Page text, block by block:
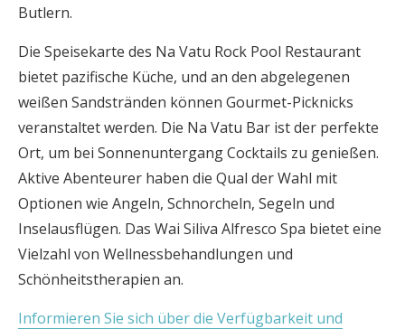
Butlern.
Die Speisekarte des Na Vatu Rock Pool Restaurant
bietet pazifische Küche, und an den abgelegenen
weißen Sandstränden können Gourmet-Picknicks
veranstaltet werden. Die Na Vatu Bar ist der perfekte
Ort, um bei Sonnenuntergang Cocktails zu genießen.
Aktive Abenteurer haben die Qual der Wahl mit
Optionen wie Angeln, Schnorcheln, Segeln und
Inselausflügen. Das Wai Siliva Alfresco Spa bietet eine
Vielzahl von Wellnessbehandlungen und
Schönheitstherapien an.
Informieren Sie sich über die Verfügbarkeit und